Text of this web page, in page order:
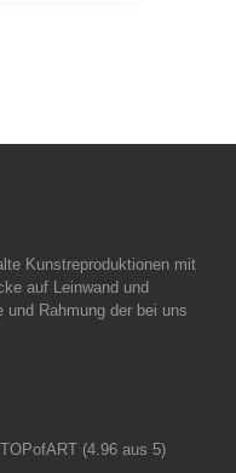
Kunstreproduktionen mit
auf Leinwand und
und Rahmung der bei uns
(4.96 aus 5)